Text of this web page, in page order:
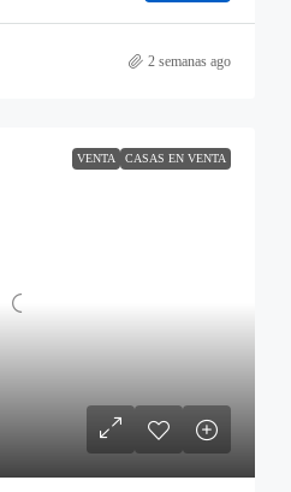
2 semanas ago
VENTA CASAS EN VENTA